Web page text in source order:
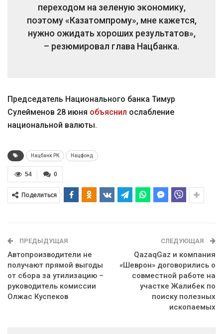
переходом на зеленую экономику,
поэтому «Казатомпрому», мне кажется,
нужно ожидать хороших результатов»,
– резюмировал глава Нацбанка.
Председатель Национального банка Тимур
Сулейменов 28 июня объяснил ослабление
национальной валюты.
Нацбанк РК Нацфонд
0
54
Поделиться
ПРЕДЫДУЩАЯ
Автопроизводители не
получают прямой выгоды
от сбора за утилизацию –
руководитель комиссии
Олжас Куспеков
СЛЕДУЮЩАЯ
QazaqGaz и компания
«Шеврон» договорились о
совместной работе на
участке Жалибек по
поиску полезных
ископаемых